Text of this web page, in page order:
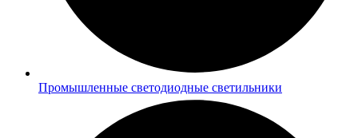
Промышленные светодиодные светильники